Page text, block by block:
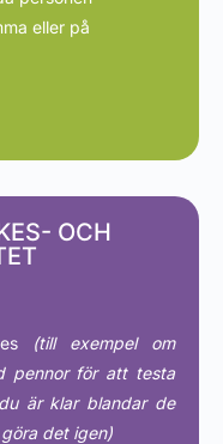
eller på
OCH
(till exempel om
pennor för att testa
är klar blandar de
det igen)